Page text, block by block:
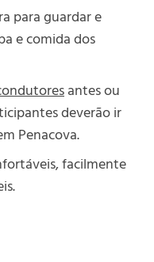
para guardar e
e comida dos
antes ou
deverão ir
Penacova.
facilmente